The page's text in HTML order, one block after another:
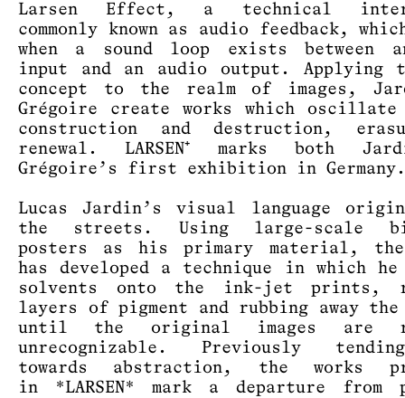
Larsen Effect, a technical
commonly known as audio feedback,
when a sound loop exists between
input and an audio output. Applying
concept to the realm of images,
Grégoire create works which oscillate
construction and destruction,
renewal. LARSEN⁺ marks both
Grégoire’s first exhibition in Germany.
Lucas Jardin’s visual language
the streets. Using large-scale
posters as his primary material,
has developed a technique in which
solvents onto the ink-jet prints,
layers of pigment and rubbing away
until the original images are
unrecognizable. Previously
towards abstraction, the works
in *LARSEN* mark a departure from